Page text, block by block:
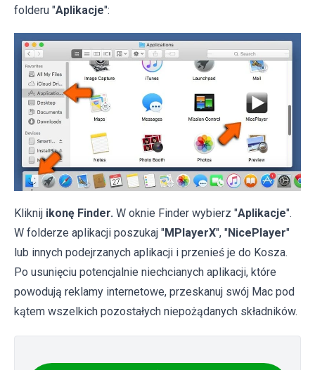
folderu "Aplikacje":
Kliknij ikonę Finder. W oknie Finder wybierz "Aplikacje".
W folderze aplikacji poszukaj "MPlayerX", "NicePlayer"
lub innych podejrzanych aplikacji i przenieś je do Kosza.
Po usunięciu potencjalnie niechcianych aplikacji, które
powodują reklamy internetowe, przeskanuj swój Mac pod
kątem wszelkich pozostałych niepożądanych składników.